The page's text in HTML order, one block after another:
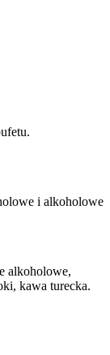
i alkoholowe
alkoholowe,
kawa turecka.